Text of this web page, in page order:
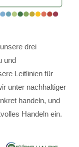
drei
und
Leitlinien für
unter nachhaltiger
handeln, und
Handeln ein.